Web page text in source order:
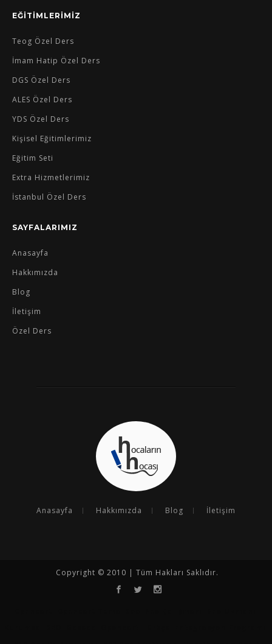
EĞİTİMLERİMİZ
Teog Özel Ders
İmam Hatip Özel Ders
DGS Özel Ders
ALES Özel Ders
YDS Özel Ders
Kişisel Eğitimlerimiz
Eğitim Seti
Extra Hizmetlerimiz
İstanbul Özel Ders
SAYFALARIMIZ
Anasayfa
Hakkımızda
Blog
İletişim
Özel Ders
Anasayfa Hakkımızda Blog İletişim
Copyright © 2010 | Tüm Hakları Saklıdır.